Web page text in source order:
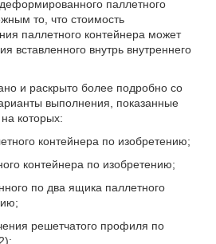
паллетного
то, что стоимость
паллетного контейнера может
вставленного внутрь внутреннего
и раскрыто более подробно со
выполнения, показанные
которых:
контейнера по изобретению;
контейнера по изобретению;
по два ящика паллетного
решетчатого профиля по